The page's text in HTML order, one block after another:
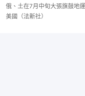
俄、土在7月中旬大張旗鼓地
美國（法新社）